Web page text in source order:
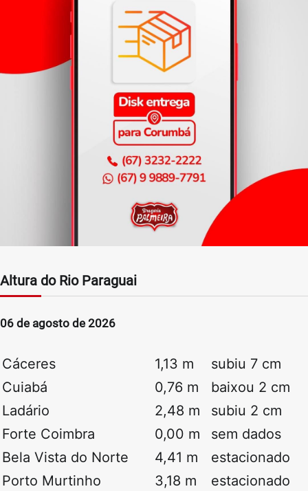
Altura do Rio Paraguai
06 de agosto de 2026
Cáceres 1,13 m
subiu 7 cm
Cuiabá
0,76 m
baixou 2 cm
Ladário
2,48 m
subiu 2 cm
Forte Coimbra
0,00 m
sem dados
Bela Vista do Norte
4,41 m
estacionado
Porto Murtinho
3,18 m estacionado